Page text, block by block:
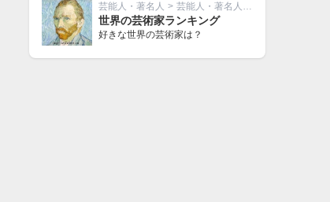
芸能人・著名人 > 芸能人・著名人その他
世界の芸術家ランキング
好きな世界の芸術家は？